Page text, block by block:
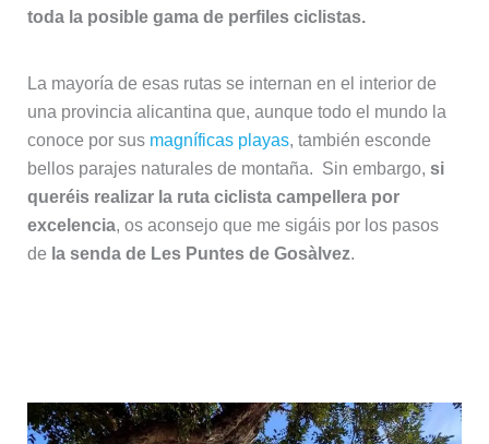
toda la posible gama de perfiles ciclistas.
La mayoría de esas rutas se internan en el interior de
una provincia alicantina que, aunque todo el mundo la
conoce por sus magníficas playas, también esconde
bellos parajes naturales de montaña. Sin embargo, si
queréis realizar la ruta ciclista campellera por
excelencia, os aconsejo que me sigáis por los pasos
de la senda de Les Puntes de Gosàlvez.